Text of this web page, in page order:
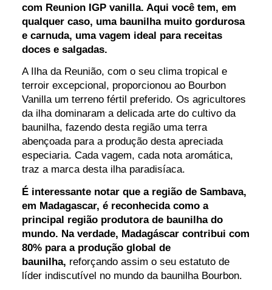
com Reunion IGP vanilla. Aqui você tem, em
qualquer caso, uma baunilha muito gordurosa
e carnuda, uma vagem ideal para receitas
doces e salgadas.
A Ilha da Reunião, com o seu clima tropical e
terroir excepcional, proporcionou ao Bourbon
Vanilla um terreno fértil preferido. Os agricultores
da ilha dominaram a delicada arte do cultivo da
baunilha, fazendo desta região uma terra
abençoada para a produção desta apreciada
especiaria. Cada vagem, cada nota aromática,
traz a marca desta ilha paradisíaca.
É interessante notar que a região de Sambava,
em Madagascar, é reconhecida como a
principal região produtora de baunilha do
mundo. Na verdade, Madagáscar contribui com
80% para a produção global de
baunilha, reforçando assim o seu estatuto de
líder indiscutível no mundo da baunilha Bourbon.